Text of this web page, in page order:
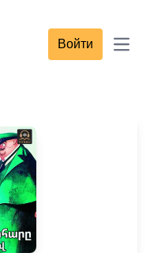
Войти